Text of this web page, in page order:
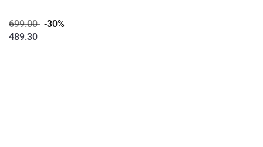
699.00 -30%
489.30